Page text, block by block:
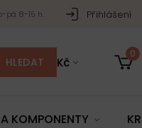
pá 8-15 h. Přihlášení
HLEDAT Kč
0
KOMPONENTY